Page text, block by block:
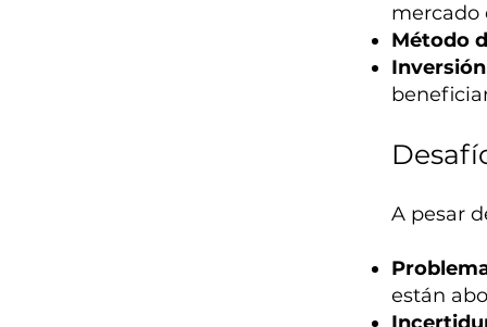
mercado
Método
Inversión
A pesar
están